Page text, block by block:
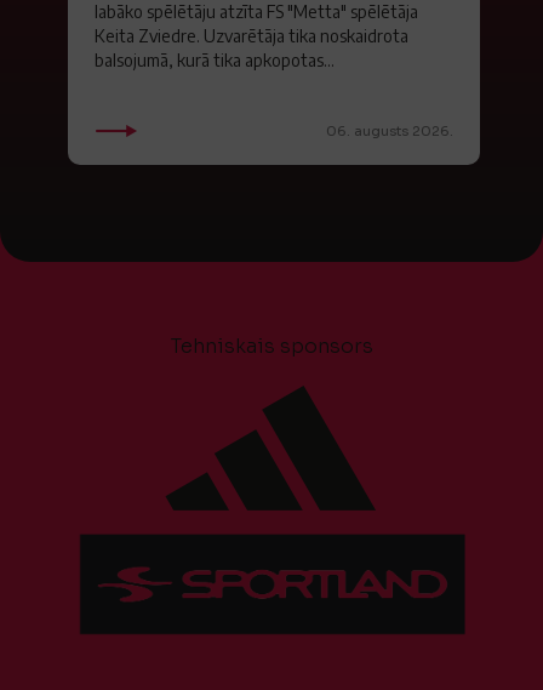
labāko spēlētāju atzīta FS "Metta" spēlētāja
Keita Zviedre. Uzvarētāja tika noskaidrota
balsojumā, kurā tika apkopotas...
06. augusts 2026.
Tehniskais sponsors